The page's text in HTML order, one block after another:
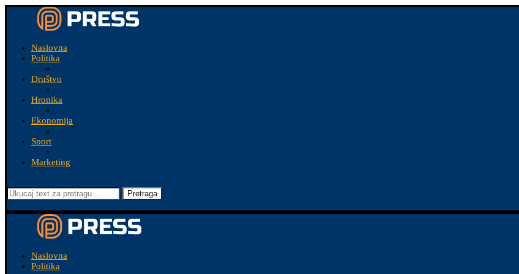
Naslovna
Politika
Društvo
Hronika
Ekonomija
Sport
Marketing
Pretraga
Naslovna
Politika